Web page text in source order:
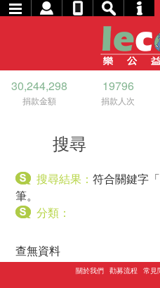
30,244,298
捐款金額
19796
捐款人次
搜尋
搜尋結果：符合關鍵字「
筆。
分類：
查無資料
關於我們 勸募流程 常見